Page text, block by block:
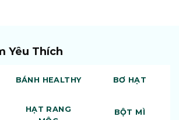
Yêu Thích
BÁNH HEALTHY BƠ HẠT
HẠT RANG
BỘT MÌ